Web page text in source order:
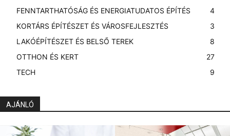
FENNTARTHATÓSÁG ÉS ENERGIATUDATOS ÉPÍTÉS
4
KORTÁRS ÉPÍTÉSZET ÉS VÁROSFEJLESZTÉS
3
LAKÓÉPÍTÉSZET ÉS BELSŐ TEREK
8
OTTHON ÉS KERT
27
TECH
9
AJÁNLÓ